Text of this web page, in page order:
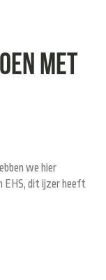
MET
we hier
EHS, dit ijzer heeft